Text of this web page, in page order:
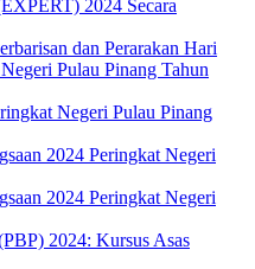
2024 Secara
dan Perarakan Hari
Pulau Pinang Tahun
Negeri Pulau Pinang
2024 Peringkat Negeri
2024 Peringkat Negeri
2024: Kursus Asas